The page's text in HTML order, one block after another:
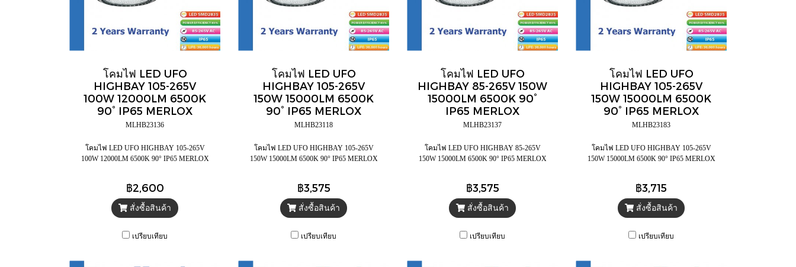
โคมไฟ LED UFO
HIGHBAY 105-265V
100W 12000LM 6500K
90° IP65 MERLOX
MLHB23136
โคมไฟ LED UFO HIGHBAY 105-265V
100W 12000LM 6500K 90° IP65 MERLOX
฿2,600
สั่งซื้อสินค้า
เปรียบเทียบ
โคมไฟ LED UFO
HIGHBAY 105-265V
150W 15000LM 6500K
90° IP65 MERLOX
MLHB23118
โคมไฟ LED UFO HIGHBAY 105-265V
150W 15000LM 6500K 90° IP65 MERLOX
฿3,575
สั่งซื้อสินค้า
เปรียบเทียบ
โคมไฟ LED UFO
HIGHBAY 85-265V 150W
15000LM 6500K 90°
IP65 MERLOX
MLHB23137
โคมไฟ LED UFO HIGHBAY 85-265V
150W 15000LM 6500K 90° IP65 MERLOX
฿3,575
สั่งซื้อสินค้า
เปรียบเทียบ
โคมไฟ LED UFO
HIGHBAY 105-265V
150W 15000LM 6500K
90° IP65 MERLOX
MLHB23183
โคมไฟ LED UFO HIGHBAY 105-265V
150W 15000LM 6500K 90° IP65 MERLOX
฿3,715
สั่งซื้อสินค้า
เปรียบเทียบ